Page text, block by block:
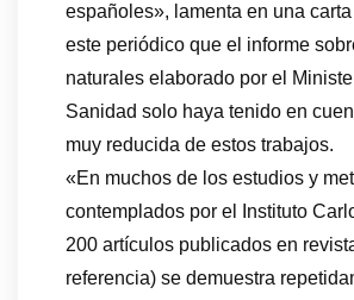
españoles», lamenta en una
este periódico que el informe
naturales elaborado por el
Sanidad solo haya tenido en
muy reducida de estos trabajos.
«En muchos de los estudios y
contemplados por el Instituto
200 artículos publicados en
referencia) se demuestra